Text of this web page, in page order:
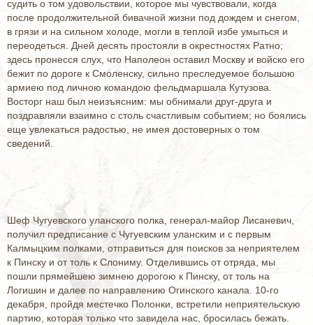
судить о том удовольствии, которое мы чувствовали, когда
после продолжительной бивачной жизни под дождем и снегом,
в грязи и на сильном холоде, могли в теплой избе умыться и
переодеться. Дней десять простояли в окрестностях Ратно;
здесь пронесся слух, что Наполеон оставил Москву и войско его
бежит по дороге к Смоленску, сильно преследуемое большою
армиею под личною командою фельдмаршала Кутузова.
Восторг наш был неизъясним: мы обнимали друг-друга и
поздравляли взаимно с столь счастливым событием; но боялись
еще увлекаться радостью, не имея достоверных о том
сведений.
Шеф Чугуевского уланского полка, генерал-майор Лисаневич,
получил предписание с Чугуевским уланским и с первым
Калмыцким полками, отправиться для поисков за неприятелем
к Пинску и от толь к Слониму. Отделившись от отряда, мы
пошли прямейшею зимнею дорогою к Пинску, от толь на
Логишин и далее по направлению Огинского канала. 10-го
декабря, пройдя местечко Полонки, встретили неприятельскую
партию, которая только что завидела нас, бросилась бежать.